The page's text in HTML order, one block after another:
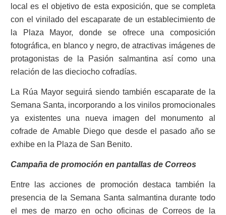
local es el objetivo de esta exposición, que se completa
con el vinilado del escaparate de un establecimiento de
la Plaza Mayor, donde se ofrece una composición
fotográfica, en blanco y negro, de atractivas imágenes de
protagonistas de la Pasión salmantina así como una
relación de las dieciocho cofradías.
La Rúa Mayor seguirá siendo también escaparate de la
Semana Santa, incorporando a los vinilos promocionales
ya existentes una nueva imagen del monumento al
cofrade de Amable Diego que desde el pasado año se
exhibe en la Plaza de San Benito.
Campaña de promoción en pantallas de Correos
Entre las acciones de promoción destaca también la
presencia de la Semana Santa salmantina durante todo
el mes de marzo en ocho oficinas de Correos de la